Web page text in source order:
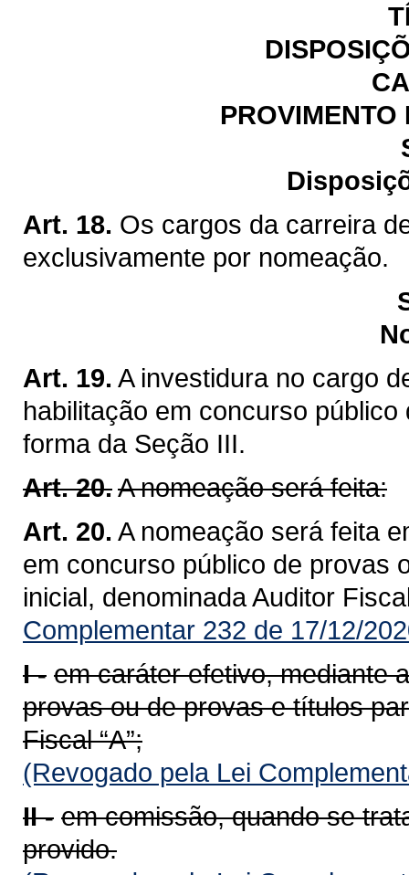
Art. 18. Os cargos da carreira
exclusivamente por nomeação.
Art. 19. A investidura no cargo
habilitação em concurso
forma da Seção III.
Art. 20.A nomeação será feita:
Art. 20. A nomeação será feita
em concurso público de provas
inicial, denominada Auditor
Complementar 232 de 17/12/
I - em caráter efetivo, mediante
provas ou de provas e títulos
Fiscal “A”;
(Revogado pela Lei
II - em comissão, quando se
provido.